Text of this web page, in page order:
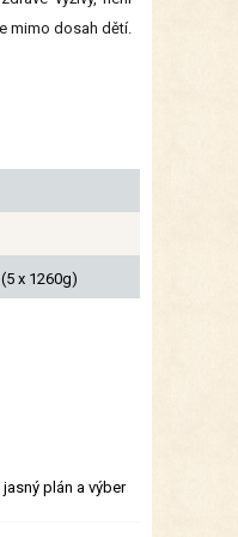
mimo dosah dětí.
x 1260g)
plán a výber